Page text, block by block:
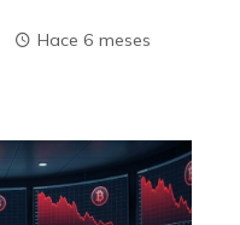
Hace 6 meses